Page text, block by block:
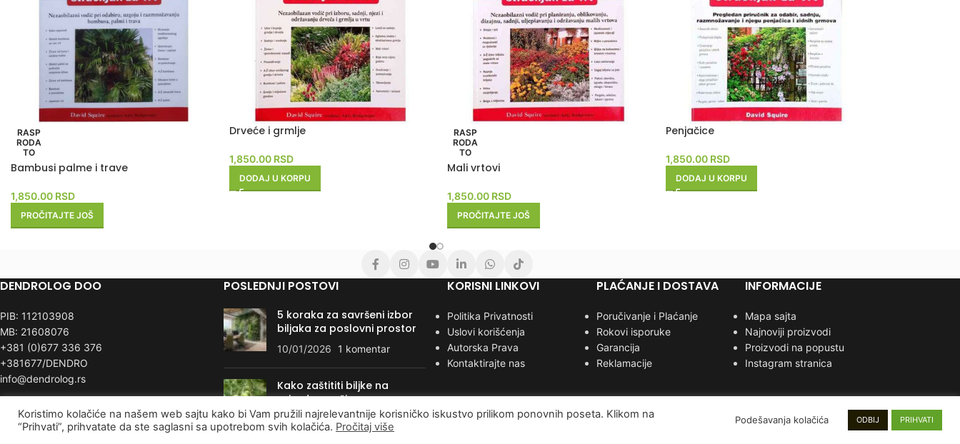
RASP
RODA
TO
Bambusi palme i trave
1,850.00 RSD
PROČITAJTE JOŠ
Drveće i grmlje
1,850.00 RSD
DODAJ U KORPU
RASP
RODA
TO
Mali vrtovi
1,850.00 RSD
PROČITAJTE JOŠ
Penjačice
1,850.00 RSD
DODAJ U KORPU
DENDROLOG DOO
PIB: 112103908
MB: 21608076
+381 (0)677 336 376
+381677/DENDRO
info@dendrolog.rs
POSLEDNJI POSTOVI
5 koraka za savršeni izbor
biljaka za poslovni prostor
10/01/2026 1 komentar
Kako zaštititi biljke na
prirodan način
05/08/2025 1 komentar
KORISNI LINKOVI
Politika Privatnosti
Uslovi korišćenja
Autorska Prava
Kontaktirajte nas
PLAĆANJE I DOSTAVA
Poručivanje i Plaćanje
Rokovi isporuke
Garancija
Reklamacije
INFORMACIJE
Mapa sajta
Najnoviji proizvodi
Proizvodi na popustu
Instagram stranica
Koristimo kolačiće na našem web sajtu kako bi Vam pružili najrelevantnije korisničko iskustvo prilikom ponovnih poseta. Klikom na
“Prihvati”, prihvatate da ste saglasni sa upotrebom svih kolačića. Pročitaj više
Podešavanja kolačića ODBIJ PRIHVATI